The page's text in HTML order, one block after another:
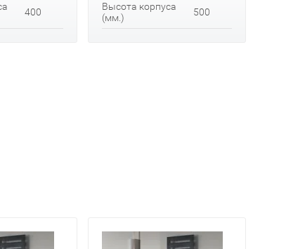
400
Высота корпуса
(мм.)
500